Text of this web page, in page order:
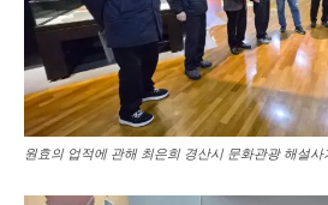
원효의 업적에 관해 최은희 경산시 문화관광 해설